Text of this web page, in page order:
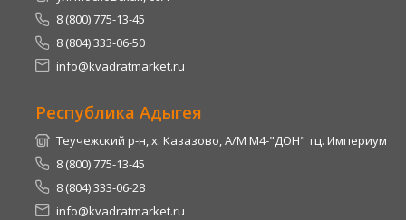
8 (800) 775-13-45
8 (804) 333-06-50
info@kvadratmarket.ru
Республика Адыгея
Теучежский р-н, х. Казазово, А/М М4-"ДОН" тц. Империум
8 (800) 775-13-45
8 (804) 333-06-28
info@kvadratmarket.ru